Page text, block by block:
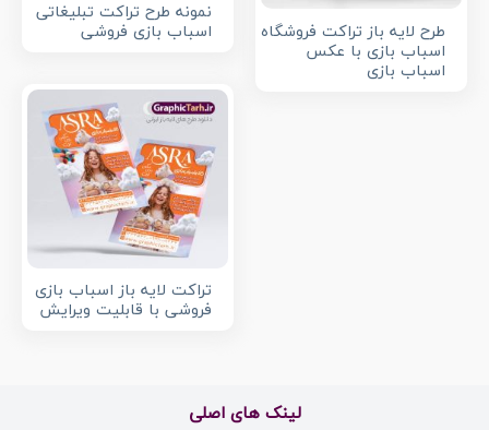
نمونه طرح تراکت تبلیغاتی
اسباب بازی فروشی
طرح لایه باز تراکت فروشگاه
اسباب بازی با عکس
اسباب بازی
تراکت لایه باز اسباب بازی
فروشی با قابلیت ویرایش
لینک های اصلی